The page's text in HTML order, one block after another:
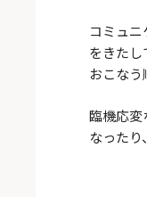
コミュ
をきた
おこなう
臨機応変
なった